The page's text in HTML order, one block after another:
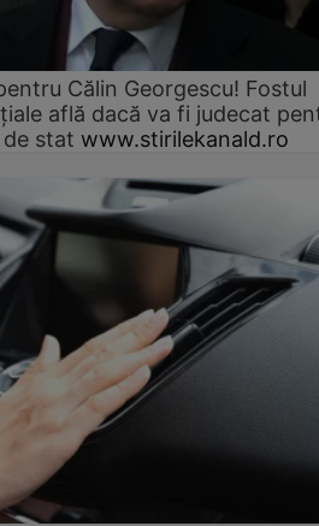
Călin Georgescu! Fostul
află dacă va fi judecat
stat www.stirilekanald.ro